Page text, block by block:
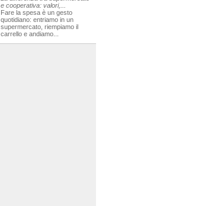
e cooperativa: valori,...
Fare la spesa è un gesto
quotidiano: entriamo in un
supermercato, riempiamo il
carrello e andiamo...